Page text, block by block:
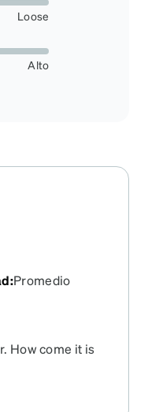
Loose
Alto
:Promedio
How come it is